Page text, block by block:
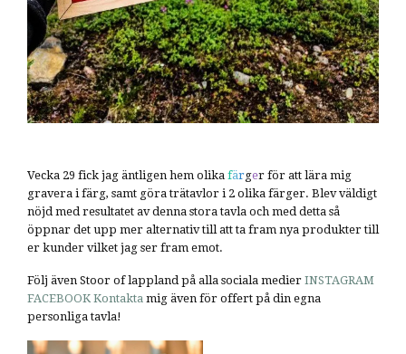
Vecka 29 fick jag äntligen hem olika färger för att lära mig
gravera i färg, samt göra trätavlor i 2 olika färger. Blev väldigt
nöjd med resultatet av denna stora tavla och med detta så
öppnar det upp mer alternativ till att ta fram nya produkter till
er kunder vilket jag ser fram emot.
Följ även Stoor of lappland på alla sociala medier INSTAGRAM
FACEBOOK Kontakta mig även för offert på din egna
personliga tavla!